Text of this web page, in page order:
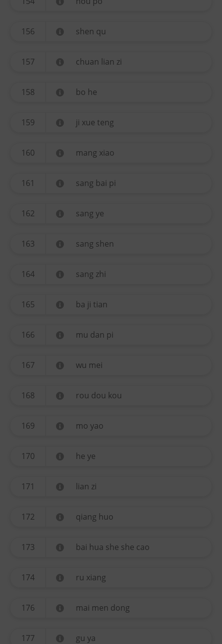
156 shen qu
157 chuan lian zi
158 bo he
159 ji xue teng
160 mang xiao
161 sang bai pi
162 sang ye
163 sang shen
164 sang zhi
165 ba ji tian
166 mu dan pi
167 wu mei
168 rou dou kou
169 mo yao
170 he ye
171 lian zi
172 qiang huo
173 bai hua she she cao
174 ru xiang
176 mai men dong
177 gu ya